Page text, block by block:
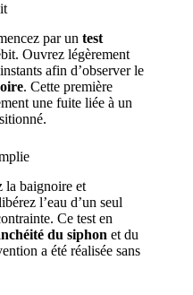
par un test
Ouvrez légèrement
afin d’observer le
. Cette première
une fuite liée à un
la baignoire et
l’eau d’un seul
Ce test en
du siphon et du
a été réalisée sans